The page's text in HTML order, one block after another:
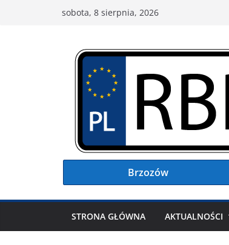
sobota, 8 sierpnia, 2026
Brzozów
STRONA GŁÓWNA AKTUALNOŚCI